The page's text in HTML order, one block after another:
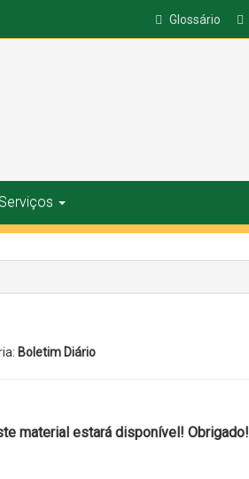
Glossário
Serviços
Boletim Diário
material estará disponível! Obrigado!